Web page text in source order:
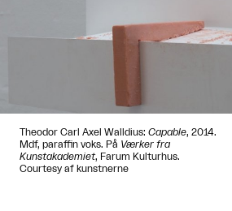
Theodor Carl Axel Walldius: Capable, 2014.
Mdf, paraffin voks. På Værker fra
Kunstakademiet, Farum Kulturhus.
Courtesy af kunstnerne